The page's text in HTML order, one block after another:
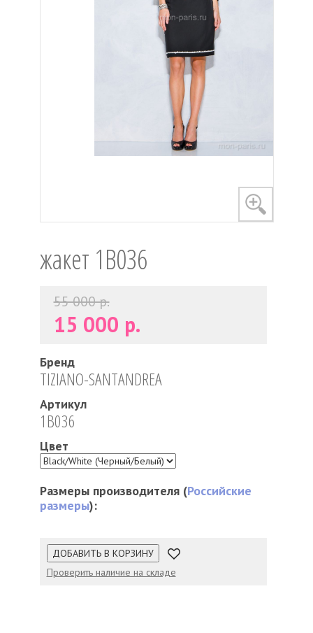
жакет 1B036
55 000 р.
15 000 р.
Бренд
TIZIANO-SANTANDREA
Артикул
1B036
Цвет
Размеры производителя (Российские
размеры):
ДОБАВИТЬ В КОРЗИНУ
Проверить наличие на складе